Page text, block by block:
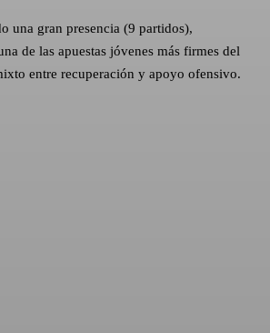
una gran presencia (9 partidos),
de las apuestas jóvenes más firmes del
entre recuperación y apoyo ofensivo.